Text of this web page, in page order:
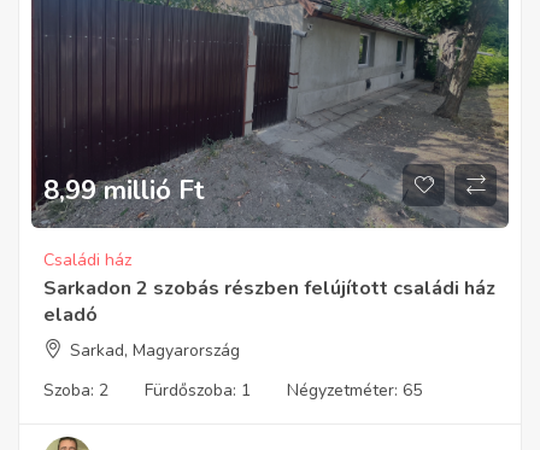
8,99 millió Ft
Családi ház
Sarkadon 2 szobás részben felújított családi ház
eladó
Sarkad, Magyarország
Szoba: 2 Fürdőszoba: 1 Négyzetméter: 65